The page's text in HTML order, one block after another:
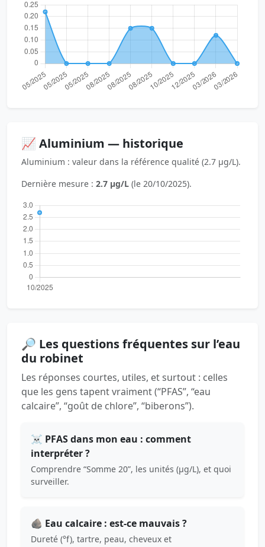
📈 Aluminium — historique
Aluminium : valeur dans la référence qualité (2.7 µg/L).
Dernière mesure : 2.7 µg/L (le 20/10/2025).
🔎 Les questions fréquentes sur l’eau
du robinet
Les réponses courtes, utiles, et surtout : celles
que les gens tapent vraiment (“PFAS”, “eau
calcaire”, “goût de chlore”, “biberons”).
☠️ PFAS dans mon eau : comment
interpréter ?
Comprendre “Somme 20”, les unités (µg/L), et quoi
surveiller.
🪨 Eau calcaire : est-ce mauvais ?
Dureté (°f), tartre, peau, cheveux et